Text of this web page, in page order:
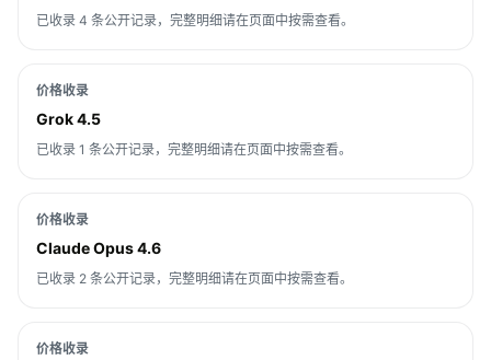
已收录 4 条公开记录，完整明细请在页面中按需查看。
价格收录
Grok 4.5
已收录 1 条公开记录，完整明细请在页面中按需查看。
价格收录
Claude Opus 4.6
已收录 2 条公开记录，完整明细请在页面中按需查看。
价格收录